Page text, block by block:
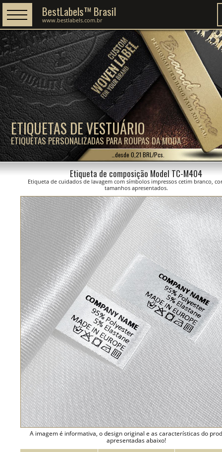
ETIQUETAS DE VESTUÁRIO
ETIQUETAS PERSONALIZADAS PARA ROUPAS DA MODA
BestLabels™ Brasil
www.bestlabels.com.br
…desde 0,21 BRL/Pcs.
Etiqueta de composição Model TC-M404
Etiqueta de cuidados de lavagem com símbolos impressos cetim branco,
tamanhos apresentados.
A imagem é informativa, o design original e as características do
apresentadas abaixo!